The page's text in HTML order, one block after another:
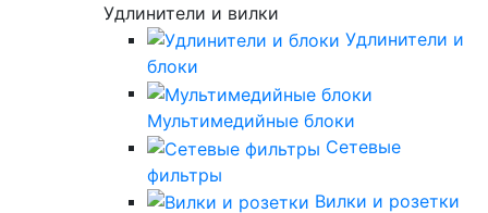
Удлинители и вилки
Удлинители и
блоки
Мультимедийные блоки
Сетевые
фильтры
Вилки и розетки